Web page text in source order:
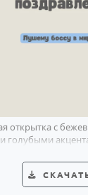
открытка с
голубыми